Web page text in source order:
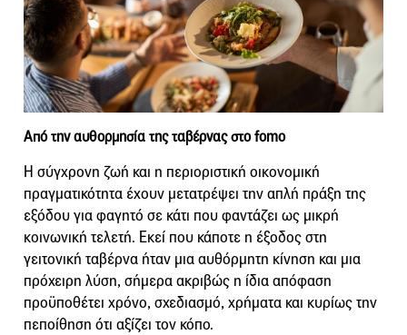
Από την αυθορμησία της ταβέρνας στο fomo
Η σύγχρονη ζωή και η περιοριστική οικονομική
πραγματικότητα έχουν μετατρέψει την απλή πράξη της
εξόδου για φαγητό σε κάτι που φαντάζει ως μικρή
κοινωνική τελετή. Εκεί που κάποτε η έξοδος στη
γειτονική ταβέρνα ήταν μια αυθόρμητη κίνηση και μια
πρόχειρη λύση, σήμερα ακριβώς η ίδια απόφαση
προϋποθέτει χρόνο, σχεδιασμό, χρήματα και κυρίως την
πεποίθηση ότι αξίζει τον κόπο.